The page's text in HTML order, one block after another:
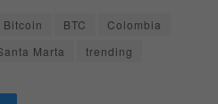
Bitcoin BTC
Colombia
Marta trending